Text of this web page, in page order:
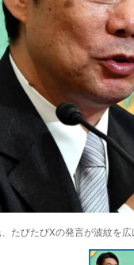
たびたびXの発言が波紋を